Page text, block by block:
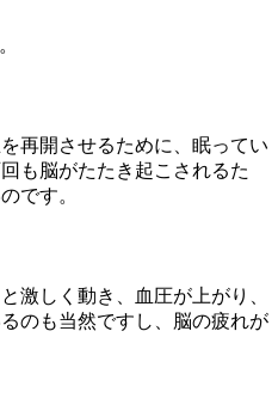
再開させるために、眠ってい
も脳がたたき起こされるた
です。
激しく動き、血圧が上がり、
のも当然ですし、脳の疲れが